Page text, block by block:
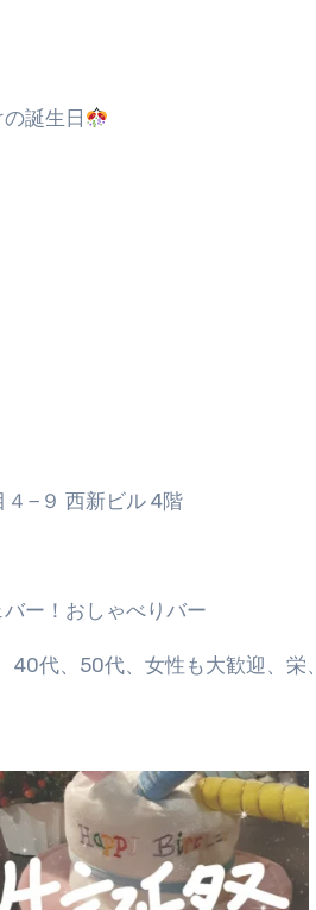
誕生日
− ９ 西新ビル4階
ー！おしゃべりバー
40代、 50代、女性も大歓迎、栄、